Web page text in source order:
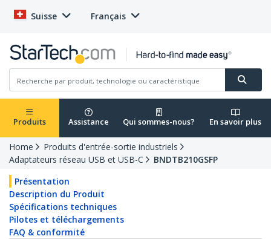
Suisse Français
Produits Assistance Qui sommes-nous? En savoir plus
Home
Produits d'entrée-sortie industriels
Adaptateurs réseau USB et USB-C
BNDTB210GSFP
Présentation
Description du Produit
Spécifications techniques
Pilotes et téléchargements
FAQ & conformité